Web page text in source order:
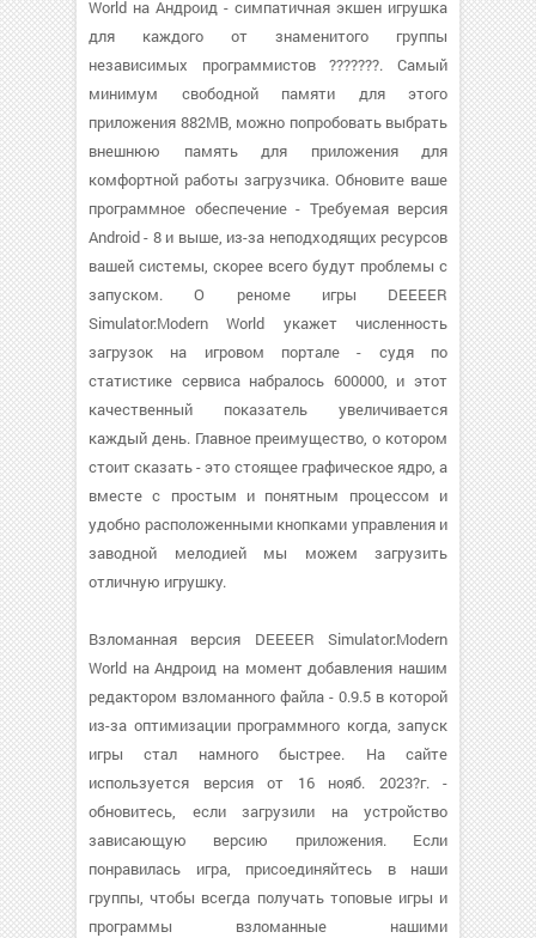
World на Андроид - симпатичная экшен игрушка
для каждого от знаменитого группы
независимых программистов ???????. Самый
минимум свободной памяти для этого
приложения 882MB, можно попробовать выбрать
внешнюю память для приложения для
комфортной работы загрузчика. Обновите ваше
программное обеспечение - Требуемая версия
Android - 8 и выше, из-за неподходящих ресурсов
вашей системы, скорее всего будут проблемы с
запуском. О реноме игры DEEEER
Simulator:Modern World укажет численность
загрузок на игровом портале - судя по
статистике сервиса набралось 600000, и этот
качественный показатель увеличивается
каждый день. Главное преимущество, о котором
стоит сказать - это стоящее графическое ядро, а
вместе с простым и понятным процессом и
удобно расположенными кнопками управления и
заводной мелодией мы можем загрузить
отличную игрушку.
Взломанная версия DEEEER Simulator:Modern
World на Андроид на момент добавления нашим
редактором взломанного файла - 0.9.5 в которой
из-за оптимизации программного когда, запуск
игры стал намного быстрее. На сайте
используется версия от 16 нояб. 2023?г. -
обновитесь, если загрузили на устройство
зависающую версию приложения. Если
понравилась игра, присоединяйтесь в наши
группы, чтобы всегда получать топовые игры и
программы взломанные нашими